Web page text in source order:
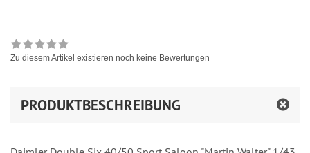
Zu diesem Artikel existieren noch keine Bewertungen
PRODUKTBESCHREIBUNG